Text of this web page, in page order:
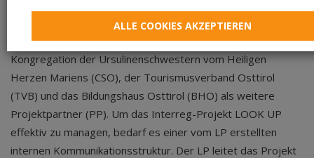
Projektpartner des Interreg-Projekts LOOK UP sind die
Gemeinde Udine als Leadpartner (LP), sowie die
Kongregation der Ursulinenschwestern vom Heiligen
Herzen Mariens (CSO), der Tourismusverband Osttirol
(TVB) und das Bildungshaus Osttirol (BHO) als weitere
Projektpartner (PP). Um das Interreg-Projekt LOOK UP
effektiv zu managen, bedarf es einer vom LP erstellten
internen Kommunikationsstruktur. Der LP leitet das Projekt
ALLE COOKIES AKZEPTIEREN